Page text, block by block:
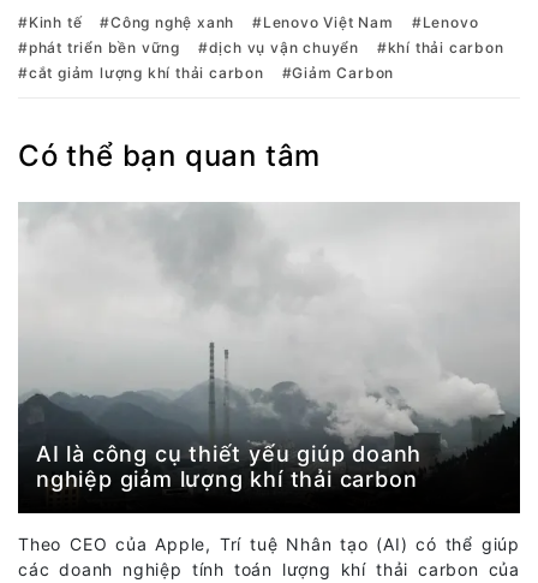
Kinh tế Công nghệ xanh Lenovo Việt Nam
Lenovo
phát triển bền vững
dịch vụ vận chuyển
khí thải carbon
cắt giảm lượng khí thải carbon
Giảm Carbon
Có thể bạn quan tâm
AI là công cụ thiết yếu giúp doanh
nghiệp giảm lượng khí thải carbon
Theo CEO của Apple, Trí tuệ Nhân tạo (AI) có thể giúp
các doanh nghiệp tính toán lượng khí thải carbon của